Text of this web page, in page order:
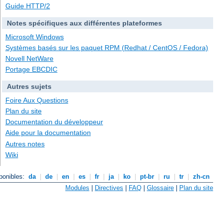
Guide HTTP/2
Notes spécifiques aux différentes plateformes
Microsoft Windows
Systèmes basés sur les paquet RPM (Redhat / CentOS / Fedora)
Novell NetWare
Portage EBCDIC
Autres sujets
Foire Aux Questions
Plan du site
Documentation du développeur
Aide pour la documentation
Autres notes
Wiki
da de en es fr ja ko pt-br ru tr
zh-cn
Modules | Directives | FAQ | Glossaire | Plan du site